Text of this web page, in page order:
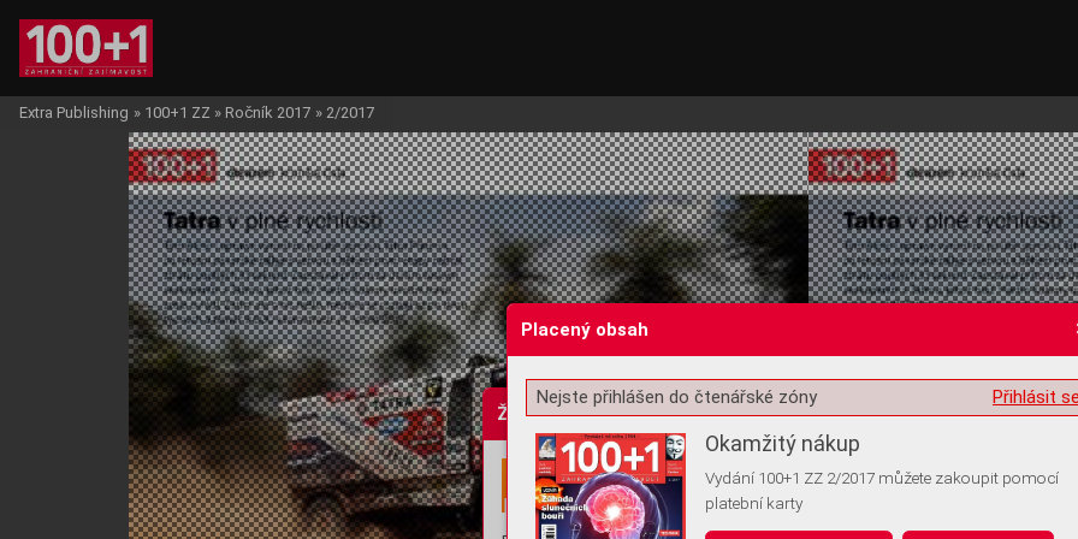
Žádost o souhlas s ukládáním volitelných informací
Extra Publishing » 100+1 ZZ » Ročník 2017 » 2/2017
Placený obsah
Přihlásit
Nejste přihlášen do čtenářské zóny
Okamžitý nákup
Vydání 100+1 ZZ 2/2017 můžete zakoupit pomocí
platební karty